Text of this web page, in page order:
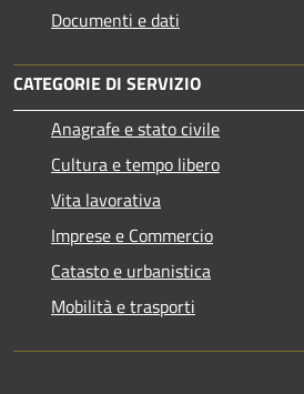
Documenti e dati
CATEGORIE DI SERVIZIO
Anagrafe e stato civile
Cultura e tempo libero
Vita lavorativa
Imprese e Commercio
Catasto e urbanistica
Mobilità e trasporti